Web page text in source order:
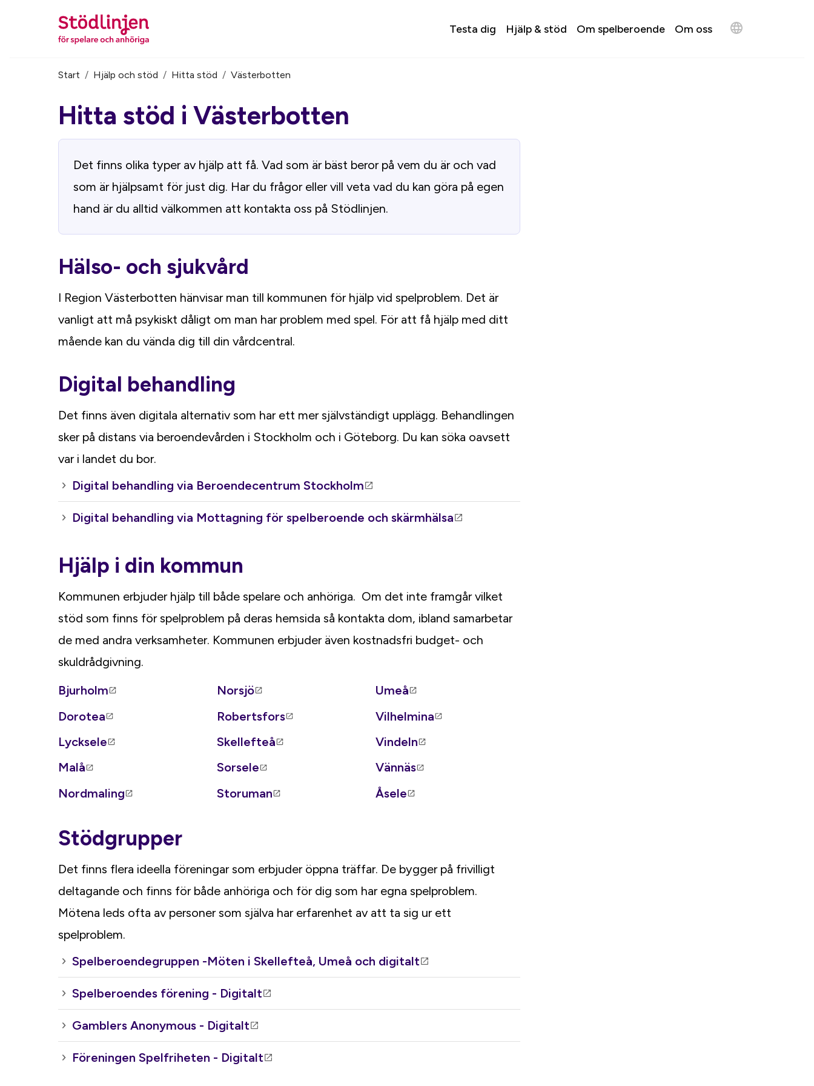
Testa dig Hjälp & stöd Om spelberoende Om oss
Du är här:
Start / Hjälp och stöd / Hitta stöd / Västerbotten
Hitta stöd i Västerbotten
Det finns olika typer av hjälp att få. Vad som är bäst beror på vem du är och vad
som är hjälpsamt för just dig. Har du frågor eller vill veta vad du kan göra på egen
hand är du alltid välkommen att kontakta oss på Stödlinjen.
Hälso- och sjukvård
I Region Västerbotten hänvisar man till kommunen för hjälp vid spelproblem. Det är
vanligt att må psykiskt dåligt om man har problem med spel. För att få hjälp med ditt
mående kan du vända dig till din vårdcentral.
Digital behandling
Det finns även digitala alternativ som har ett mer självständigt upplägg. Behandlingen
sker på distans via beroendevården i Stockholm och i Göteborg. Du kan söka oavsett
var i landet du bor.
Digital behandling via Beroendecentrum Stockholm
Digital behandling via Mottagning för spelberoende och skärmhälsa
Hjälp i din kommun
Kommunen erbjuder hjälp till både spelare och anhöriga. Om det inte framgår vilket
stöd som finns för spelproblem på deras hemsida så kontakta dom, ibland samarbetar
de med andra verksamheter. Kommunen erbjuder även kostnadsfri budget- och
skuldrådgivning.
Bjurholm
Dorotea
Lycksele
Malå
Nordmaling
Norsjö
Robertsfors
Skellefteå
Sorsele
Storuman
Umeå
Vilhelmina
Vindeln
Vännäs
Åsele
Stödgrupper
Det finns flera ideella föreningar som erbjuder öppna träffar. De bygger på frivilligt
deltagande och finns för både anhöriga och för dig som har egna spelproblem.
Mötena leds ofta av personer som själva har erfarenhet av att ta sig ur ett
spelproblem.
Spelberoendegruppen -Möten i Skellefteå, Umeå och digitalt
Spelberoendes förening - Digitalt
Gamblers Anonymous - Digitalt
Föreningen Spelfriheten - Digitalt